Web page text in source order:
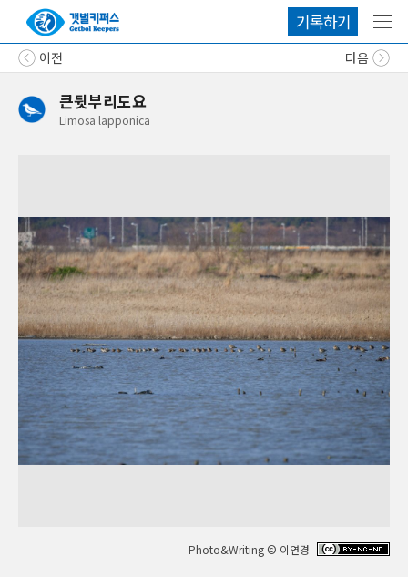
메
기록하기
이전 다음
큰뒷부리도요
Limosa lapponica
Photo&Writing © 이연경